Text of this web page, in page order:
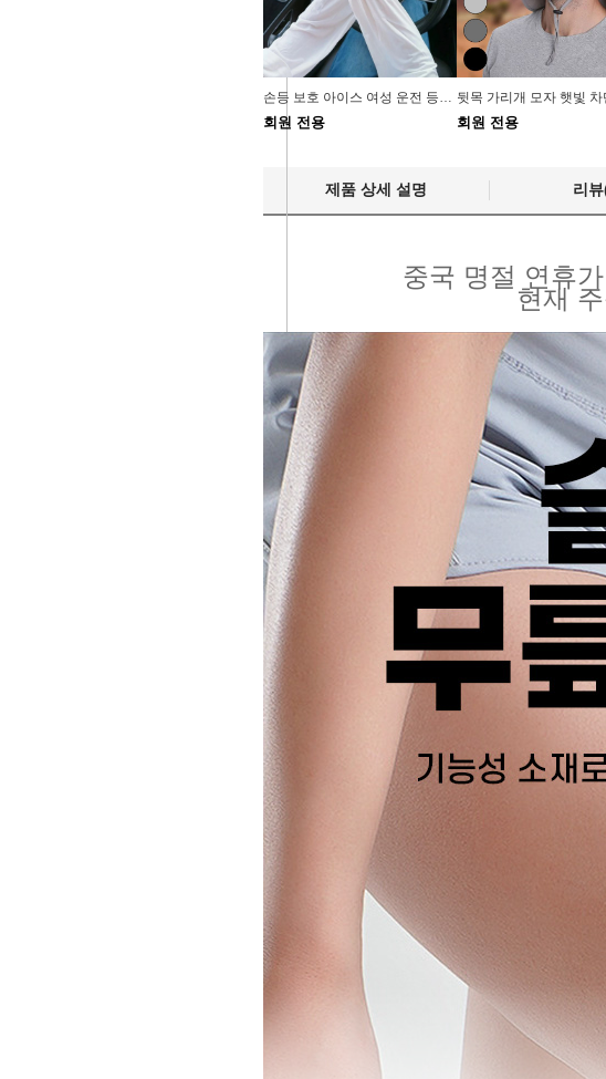
손등 보호 아이스 여성 운전 등산 쿨토시 팔토시 6색
회원 전용
회원 전용
제품 상세 설명 리
중국 명절 연휴
현재